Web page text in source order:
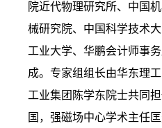
院近代物理研究所、中国
械研究院、中国科学技术
工业大学、华鹏会计师事
成。专家组组长由华东理
工业集团陈学东院士共同担
国， 强磁场中心学术主任匡